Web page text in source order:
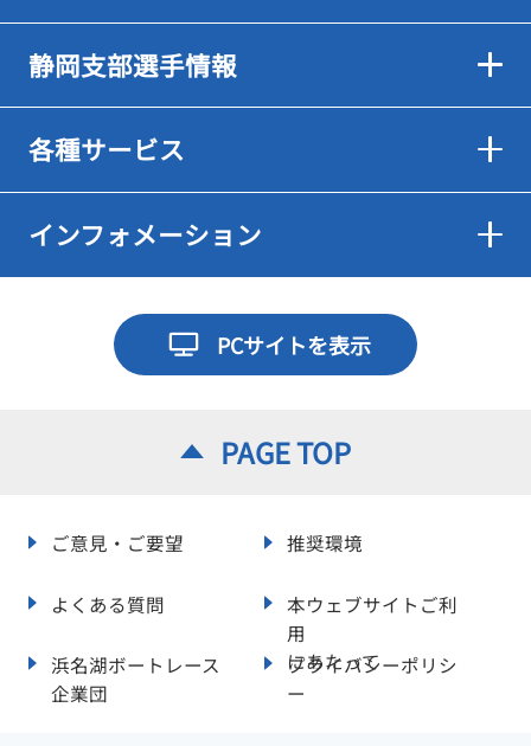
静岡支部選手情報
各種サービス
インフォメーション
PCサイトを表示
PAGE TOP
ご意見・ご要望 推奨環境
よくある質問
本ウェブサイトご利
用
にあたって
浜名湖ボートレース
企業団
プライバシーポリシ
ー